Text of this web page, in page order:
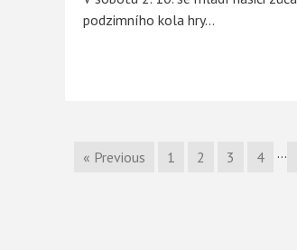
podzimního kola hry…
« Previous 1 2 3 4 …